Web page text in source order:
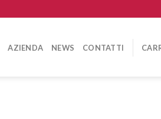
AZIENDA NEWS CONTATTI